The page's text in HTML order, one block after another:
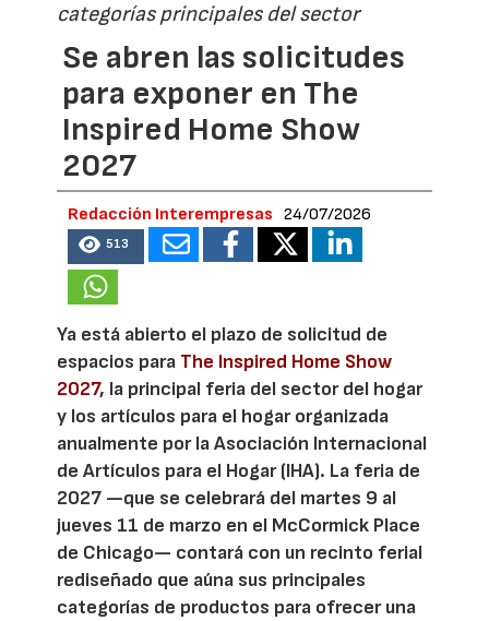
categorías principales del sector
Se abren las solicitudes
para exponer en The
Inspired Home Show
2027
Redacción Interempresas 24/07/2026
513
Ya está abierto el plazo de solicitud de
espacios para The Inspired Home Show
2027, la principal feria del sector del hogar
y los artículos para el hogar organizada
anualmente por la Asociación Internacional
de Artículos para el Hogar (IHA). La feria de
2027 —que se celebrará del martes 9 al
jueves 11 de marzo en el McCormick Place
de Chicago— contará con un recinto ferial
rediseñado que aúna sus principales
categorías de productos para ofrecer una